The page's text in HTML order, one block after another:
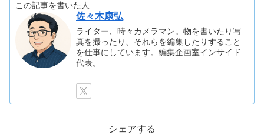
この記事を書いた人
佐々木康弘
ライター、時々カメラマン。物を書いたり写
真を撮ったり、それらを編集したりすること
を仕事にしています。編集企画室インサイド
代表。
シェアする